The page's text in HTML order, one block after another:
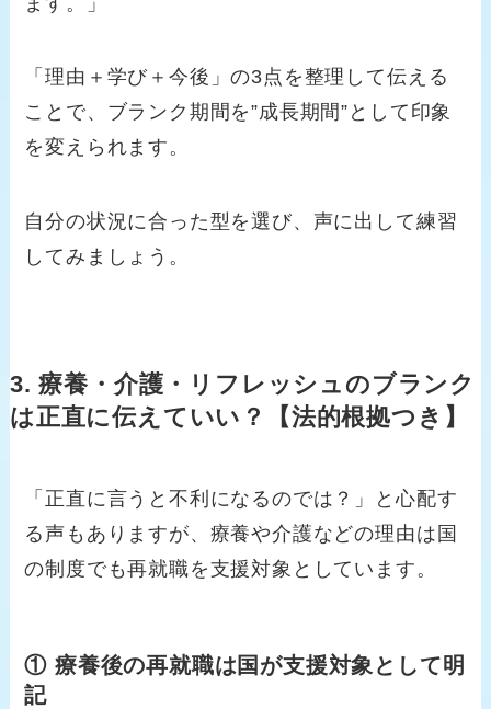
「理由＋学び＋今後」の3点を整理して伝える
ことで、ブランク期間を”成長期間”として印象
を変えられます。
自分の状況に合った型を選び、声に出して練習
してみましょう。
3. 療養・介護・リフレッシュのブランク
は正直に伝えていい？【法的根拠つき】
「正直に言うと不利になるのでは？」と心配す
る声もありますが、療養や介護などの理由は国
の制度でも再就職を支援対象としています。
① 療養後の再就職は国が支援対象として明
記